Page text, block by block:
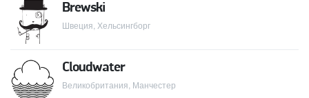
Brewski
Швеция, Хельсингборг
Cloudwater
Великобритания, Манчестер